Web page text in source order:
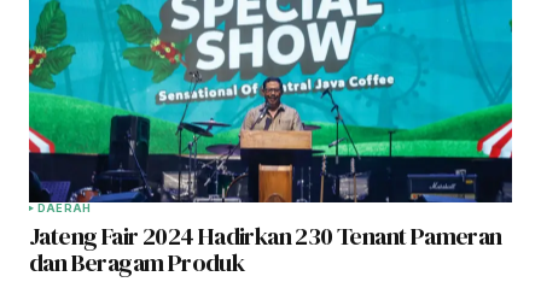
DAERAH
Jateng Fair 2024 Hadirkan 230 Tenant Pameran
dan Beragam Produk